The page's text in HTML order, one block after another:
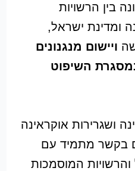
בין הרשויות
ומדינת ישראל,
ויישום מנגנונים
השיפוט
ושגרירות אוקראינה
בקשר מתמיד עם
המוסמכות